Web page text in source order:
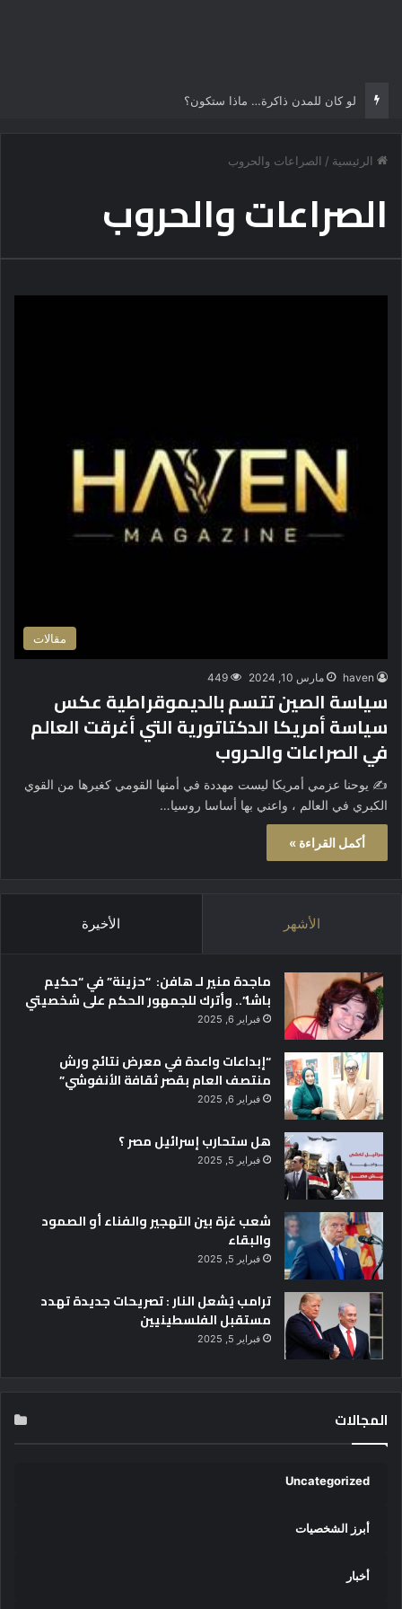
لو كان للمدن ذاكرة… ماذا ستكون؟
الرئيسية / الصراعات والحروب
الصراعات والحروب
مقالات
haven مارس 10, 2024 449
سياسة الصين تتسم بالديموقراطية عكس
سياسة أمريكا الدكتاتورية التي أغرقت العالم
في الصراعات والحروب
✍️ يوحنا عزمي أمريكا ليست مهددة في أمنها القومي كغيرها من القوي
الكبري في العالم ، واعني بها أساسا روسيا…
أكمل القراءة »
الأشهر الأخيرة
ماجدة منير لـ هافن: “حزينة” في “حكيم
باشا”.. وأترك للجمهور الحكم على شخصيتي
فبراير 6, 2025
“إبداعات واعدة في معرض نتائج ورش
منتصف العام بقصر ثقافة الأنفوشي”
فبراير 6, 2025
هل ستحارب إسرائيل مصر ؟
فبراير 5, 2025
شعب غزة بين التهجير والفناء أو الصمود
والبقاء
فبراير 5, 2025
ترامب يُشعل النار : تصريحات جديدة تهدد
مستقبل الفلسطينيين
فبراير 5, 2025
المجالات
Uncategorized
أبرز الشخصيات
أخبار